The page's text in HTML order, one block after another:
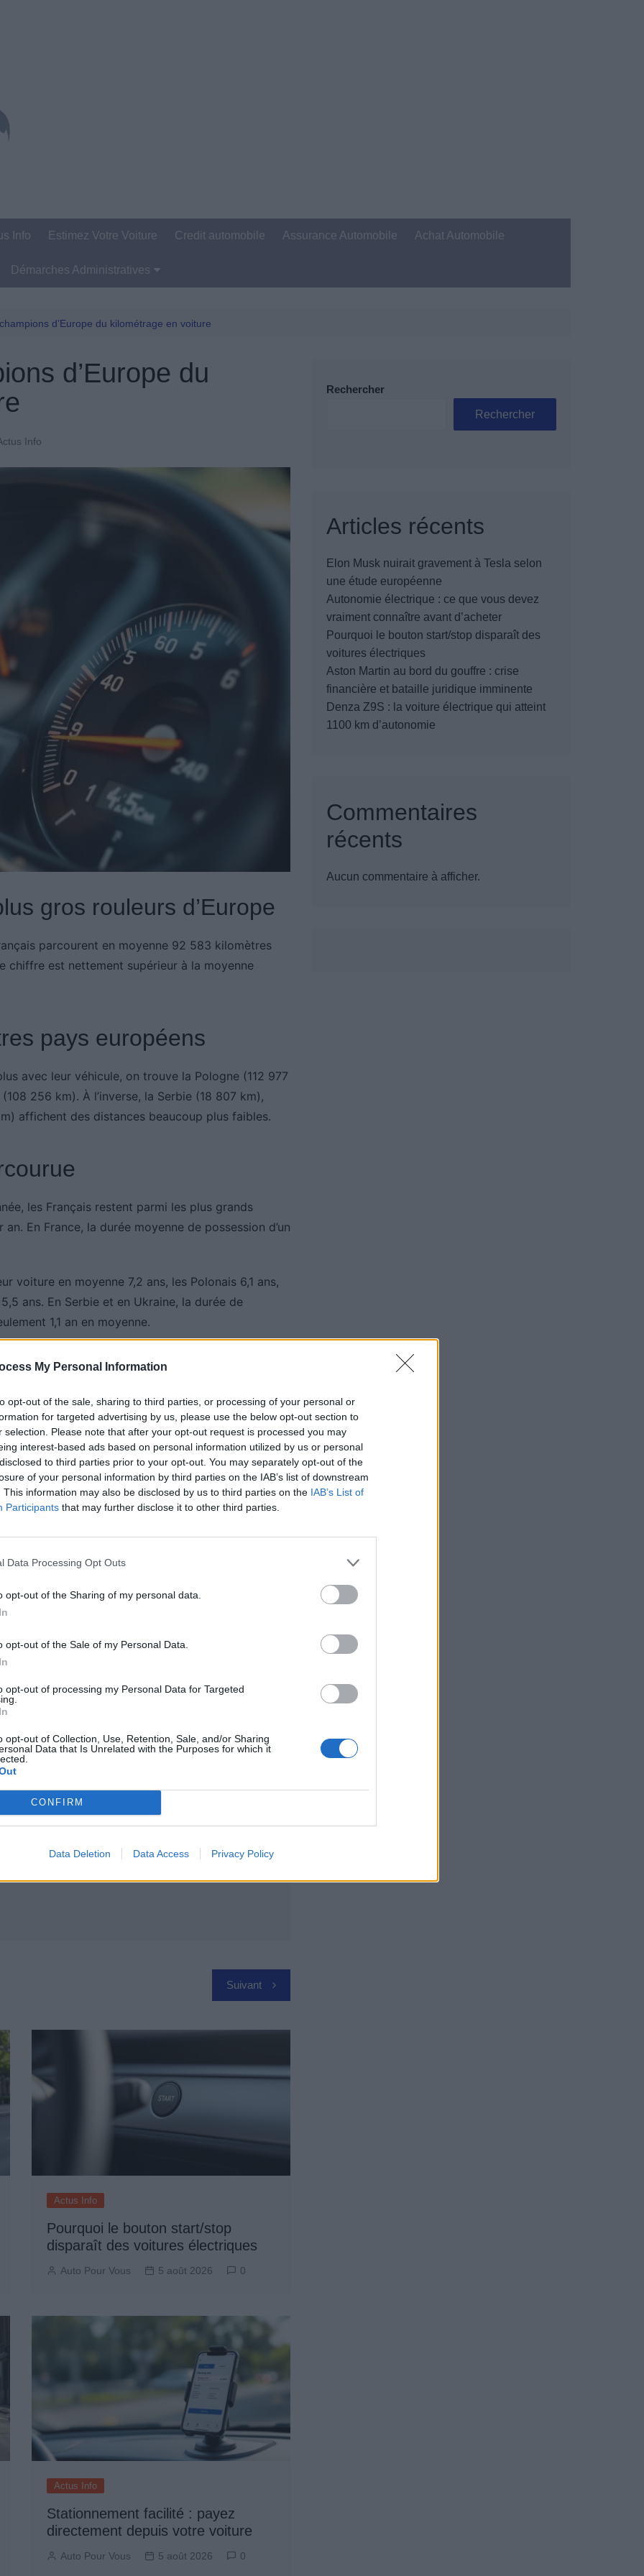
My Personal Information
opt-out of the sale, sharing to third parties, or processing of your personal or
for targeted advertising by us, please use the below opt-out section to
selection. Please note that after your opt-out request is processed you may
interest-based ads based on personal information utilized by us or personal
to third parties prior to your opt-out. You may separately opt-out of the
of your personal information by third parties on the IAB’s list of downstream
This information may also be disclosed by us to third parties on the IAB’s List of
Participants that may further disclose it to other third parties.
Data Processing Opt Outs
opt-out of the Sharing of my personal data.
opt-out of the Sale of my Personal Data.
opt-out of processing my Personal Data for Targeted
opt-out of Collection, Use, Retention, Sale, and/or Sharing
Data that Is Unrelated with the Purposes for which it
CONFIRM
Data Deletion Data Access Privacy Policy
Info Estimez Votre Voiture Credit automobile Assurance Automobile Achat Automobile
Démarches Administratives
Permis De Conduire
d’Europe du kilométrage en voiture
d’Europe du
Info
gros rouleurs d’Europe
parcourent en moyenne 92 583 kilomètres
chiffre est nettement supérieur à la moyenne
pays européens
avec leur véhicule, on trouve la Pologne (112 977
256 km). À l’inverse, la Serbie (18 807 km),
affichent des distances beaucoup plus faibles.
les Français restent parmi les plus grands
En France, la durée moyenne de possession d’un
voiture en moyenne 7,2 ans, les Polonais 6,1 ans,
ans. En Serbie et en Ukraine, la durée de
1,1 an en moyenne.
voiture d’occasion
que plus une voiture change de propriétaire
augmente. En effet, une voiture utilisée
de présenter des défaillances.
négligé accélèrent l’usure des véhicules.
de voiture tout en roulant beaucoup sont la
exemple, en Espagne, une voiture est conservée
année. En Ukraine, les véhicules sont
annuels.
plus longtemps son
et le Royaume-Uni se distinguent par une durée de
parcourue chaque année. En Allemagne, par
moyenne 4,8 ans pour 17 688 km parcourus
Suivant
Actus Info
Pourquoi le bouton start/stop
disparaît des voitures électriques
Auto Pour Vous 5 août 2026 0
Actus Info
Stationnement facilité : payez
directement depuis votre voiture
Auto Pour Vous 5 août 2026 0
Rechercher
Rechercher
Articles récents
Elon Musk nuirait gravement à Tesla selon
une étude européenne
Autonomie électrique : ce que vous devez
vraiment connaître avant d’acheter
Pourquoi le bouton start/stop disparaît des
voitures électriques
Aston Martin au bord du gouffre : crise
financière et bataille juridique imminente
Denza Z9S : la voiture électrique qui atteint
1100 km d’autonomie
Commentaires
récents
Aucun commentaire à afficher.